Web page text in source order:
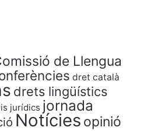
de Llengua
dret català
drets lingüístics
jurídics jornada
Notícies opinió